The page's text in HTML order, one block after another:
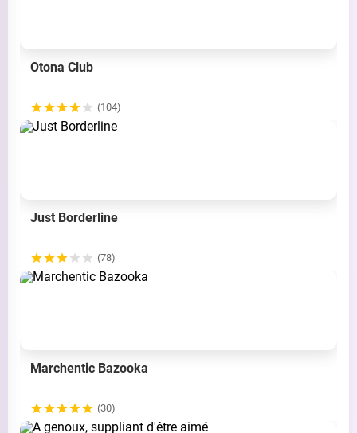
Otona Club
(104)
Just Borderline
(78)
Marchentic Bazooka
(30)